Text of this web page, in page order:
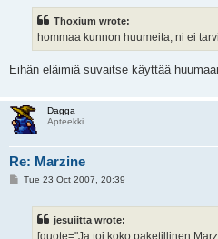
Thoxium wrote:
hommaa kunnon huumeita, ni ei
Eihän eläimiä suvaitse käyttää
Dagga
Apteekki
Re: Marzine
PTue 23 Oct 2007, 20:39
jesuiitta wrote:
[quote="Ja toi koko paketillinen